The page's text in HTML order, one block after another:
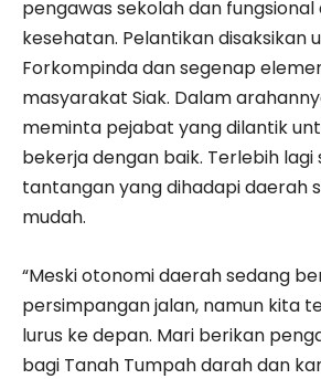
pengawas sekolah dan
kesehatan. Pelantikan disaksikan
Forkompinda dan segenap
masyarakat Siak. Dalam
meminta pejabat yang dilantik
bekerja dengan baik. Terlebih lagi
tantangan yang dihadapi daerah
mudah.
“Meski otonomi daerah sedang
persimpangan jalan, namun kita
lurus ke depan. Mari berikan
bagi Tanah Tumpah darah dan